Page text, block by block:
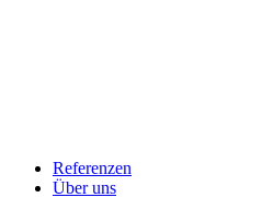
Referenzen
Über uns